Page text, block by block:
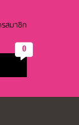
รสมาชิก
0